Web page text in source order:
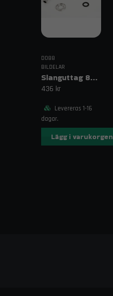
DO88
BILDELAR
Slanguttag 8mm (5/16")
436 kr
Levereras 1-16
dagar.
Lägg i varukorgen